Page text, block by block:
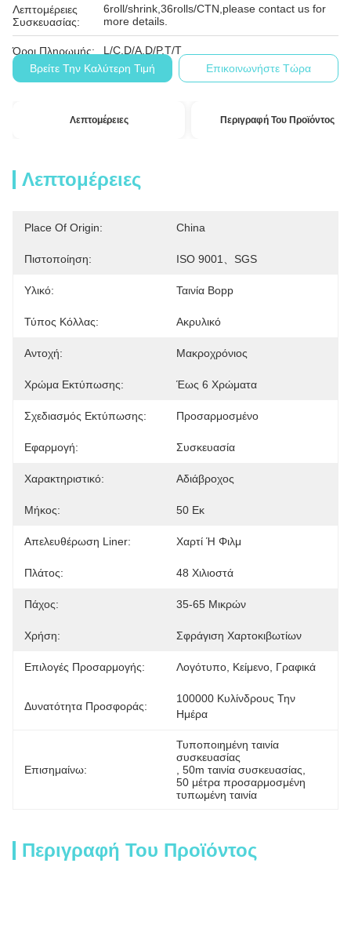
Λεπτομέρειες
Συσκευασίας:
6roll/shrink,36rolls/CTN,please contact us for
more details.
Όροι Πληρωμής:
L/C,D/A,D/P,T/T
Βρείτε Την Καλύτερη Τιμή
Επικοινωνήστε Τώρα
Λεπτομέρειες Περιγραφή Του Προϊόντος
Λεπτομέρειες
Place Of Origin: China
Πιστοποίηση: ISO 9001、SGS
Υλικό: Ταινία Bopp
Τύπος Κόλλας: Ακρυλικό
Αντοχή: Μακροχρόνιος
Χρώμα Εκτύπωσης: Έως 6 Χρώματα
Σχεδιασμός Εκτύπωσης: Προσαρμοσμένο
Εφαρμογή: Συσκευασία
Χαρακτηριστικό: Αδιάβροχος
Μήκος: 50 Εκ
Απελευθέρωση Liner: Χαρτί Ή Φιλμ
Πλάτος: 48 Χιλιοστά
Πάχος: 35-65 Μικρών
Χρήση: Σφράγιση Χαρτοκιβωτίων
Επιλογές Προσαρμογής: Λογότυπο, Κείμενο, Γραφικά
Δυνατότητα Προσφοράς:
100000 Κυλίνδρους Την
Ημέρα
Επισημαίνω:
Τυποποιημένη ταινία
συσκευασίας
50m ταινία συσκευασίας
50 μέτρα προσαρμοσμένη
τυπωμένη ταινία
Περιγραφή Του Προϊόντος